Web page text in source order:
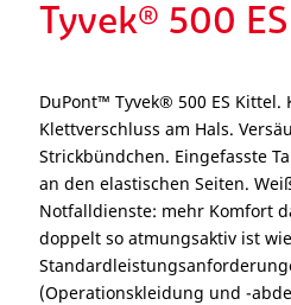
Tyvek® 500
DuPont™ Tyvek® 500 ES
Klettverschluss am Hals.
Strickbündchen. Eingefasste
an den elastischen Seiten.
Notfalldienste: mehr Komfort
doppelt so atmungsaktiv ist
(Operationskleidung und -